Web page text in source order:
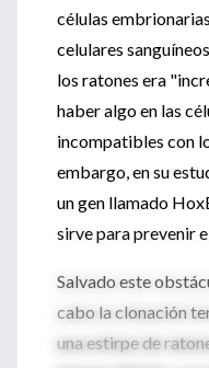
células
celulares
los ratones era
haber algo en las
incompatibles con
embargo, en su
un gen llamado
sirve para prevenir
Salvado este
cabo la clonación
una estirpe de